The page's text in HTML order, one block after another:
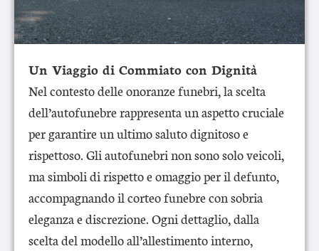
Un Viaggio di Commiato con Dignità
Nel contesto delle onoranze funebri, la scelta
dell’autofunebre rappresenta un aspetto cruciale
per garantire un ultimo saluto dignitoso e
rispettoso. Gli autofunebri non sono solo veicoli,
ma simboli di rispetto e omaggio per il defunto,
accompagnando il corteo funebre con sobria
eleganza e discrezione. Ogni dettaglio, dalla
scelta del modello all’allestimento interno,